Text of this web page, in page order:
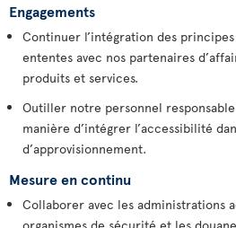
Engagements
Continuer l’intégration des
ententes avec nos partenaires
produits et services.
Outiller notre personnel
manière d’intégrer l’accessibilité
d’approvisionnement.
Mesure en continu
Collaborer avec les administrations